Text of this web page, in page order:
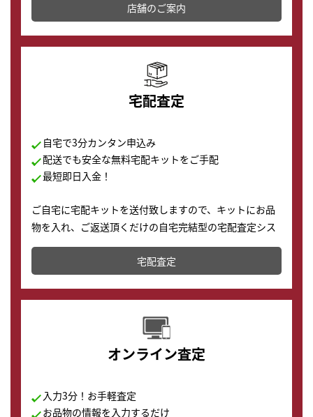
店舗を併設しており、下取りに出してお得に新しい時計
の購入もできます♪
店舗のご案内
宅配査定
自宅で3分カンタン申込み
配送でも安全な無料宅配キットをご手配
最短即日入金！
ご自宅に宅配キットを送付致しますので、キットにお品
物を入れ、ご返送頂くだけの自宅完結型の宅配査定シス
テムです。
配送でも簡単&安全に査定・買取に出すことが可能で
す。
宅配査定
オンライン査定
入力3分！お手軽査定
お品物の情報を入力するだけ